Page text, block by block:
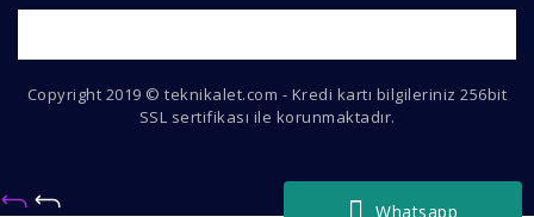
Whatsapp
Copyright 2019 © teknikalet.com - Kredi kartı bilgileriniz 256bit
SSL sertifikası ile korunmaktadır.